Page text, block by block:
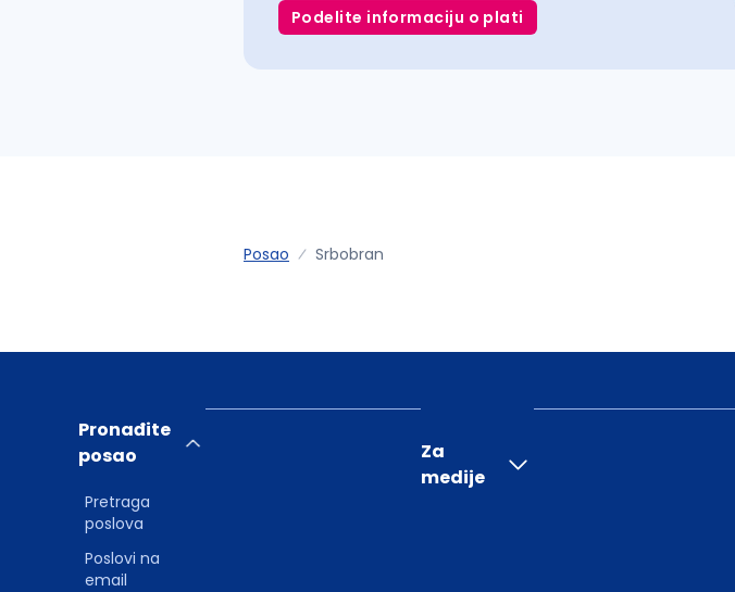
Podelite informaciju o plati
Posao Srbobran
Pronađite
posao
Pretraga
poslova
Poslovi na
email
Za
medije